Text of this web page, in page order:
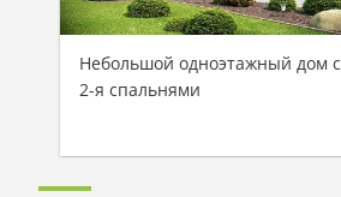
Небольшой одноэтажный дом с
2-я спальнями